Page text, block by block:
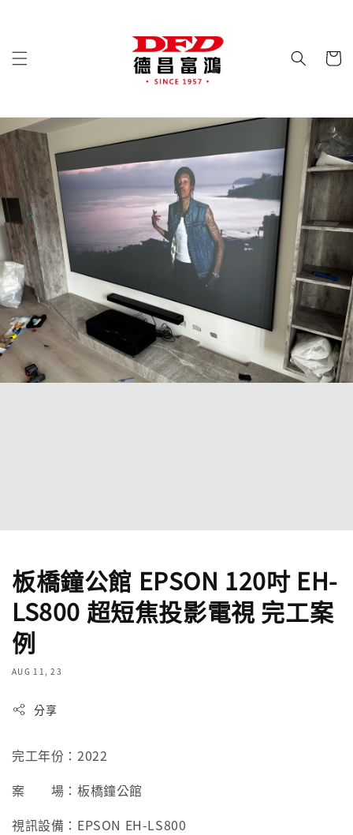
板橋鐘公館 EPSON 120吋 EH-
LS800 超短焦投影電視 完工案
例
AUG 11, 23
分享
完工年份：2022
案 場：板橋鐘公館
視訊設備：EPSON EH-LS800